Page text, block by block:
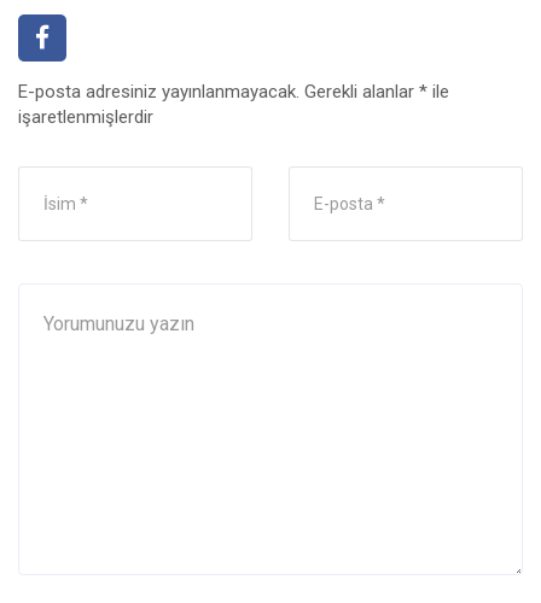
E-posta adresiniz yayınlanmayacak. Gerekli alanlar * ile
işaretlenmişlerdir